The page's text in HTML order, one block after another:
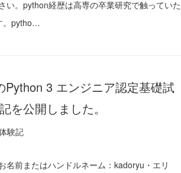
い。python経歴は高専の卒業研究で触っていた
。pytho…
Python 3 エンジニア認定基礎試
を公開しました。
験記
名前またはハンドルネーム：kadoryu・エリ